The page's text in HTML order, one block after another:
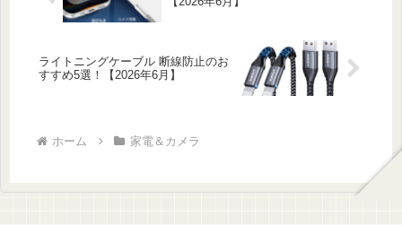
ライトニングケーブル 断線防止のお
すすめ5選！【2026年6月】
ホーム 家電＆カメラ